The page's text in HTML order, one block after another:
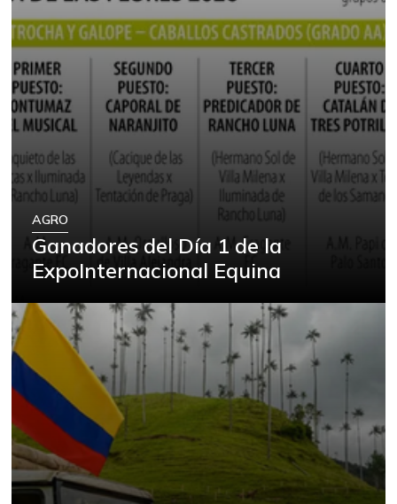
AGRO
Ganadores del Día 1 de la
ExpoInternacional Equina